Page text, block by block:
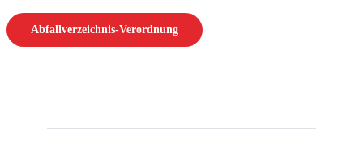
Abfallverzeichnis-Verordnung